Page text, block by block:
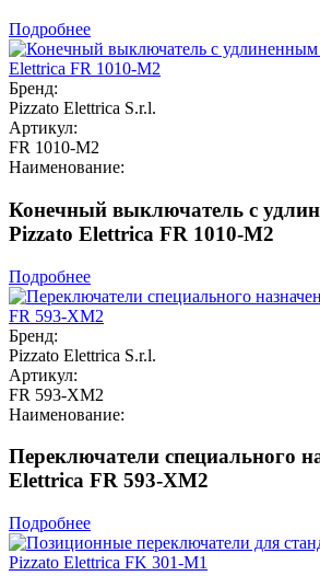
Подробнее
Бренд:
Pizzato Elettrica S.r.l.
Артикул:
FR 1010-M2
Наименование:
Конечный выключатель с
Pizzato Elettrica FR 1010-M2
Подробнее
Бренд:
Pizzato Elettrica S.r.l.
Артикул:
FR 593-XM2
Наименование:
Переключатели специального
Elettrica FR 593-XM2
Подробнее